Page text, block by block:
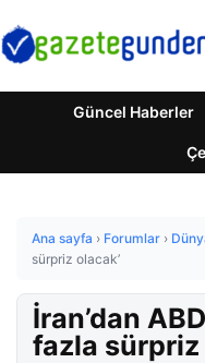
Güncel Haberler
Ana sayfa › Forumlar ›
sürpriz olacak’
İran’dan
fazla sürpriz